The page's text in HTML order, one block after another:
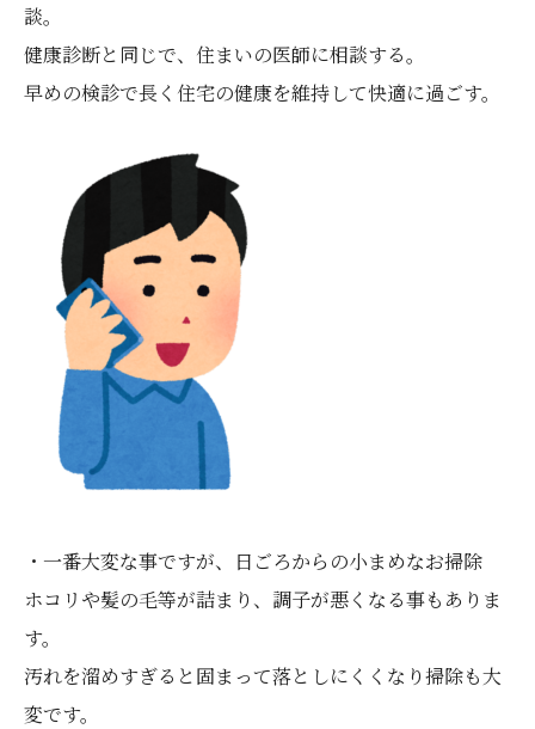
談。
健康診断と同じで、住まいの医師に相談する。
早めの検診で長く住宅の健康を維持して快適に過ごす。
・一番大変な事ですが、日ごろからの小まめなお掃除
ホコリや髪の毛等が詰まり、調子が悪くなる事もありま
す。
汚れを溜めすぎると固まって落としにくくなり掃除も大
変です。